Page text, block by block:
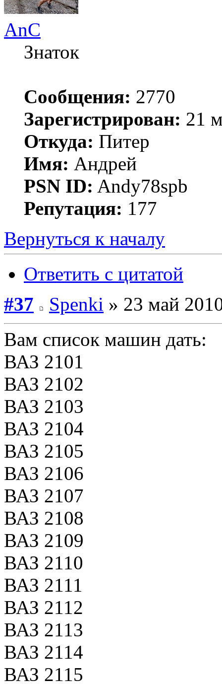
AnC
Знаток
Сообщения: 2770
Зарегистрирован: 21
Откуда: Питер
Имя: Андрей
PSN ID: Andy78spb
Репутация: 177
Вернуться к началу
Ответить с цитатой
#37
Spenki » 23 май
Вам список машин дать:
ВАЗ 2101
ВАЗ 2102
ВАЗ 2103
ВАЗ 2104
ВАЗ 2105
ВАЗ 2106
ВАЗ 2107
ВАЗ 2108
ВАЗ 2109
ВАЗ 2110
ВАЗ 2111
ВАЗ 2112
ВАЗ 2113
ВАЗ 2114
ВАЗ 2115